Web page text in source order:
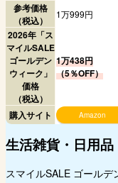
参考価格
（税込）
1万999円
2026年「ス
マイルSALE
ゴールデン
ウィーク」
価格
（税込）
1万438円
（5％OFF）
購入サイト Amazon
生活雑貨・日用品
スマイルSALE ゴール